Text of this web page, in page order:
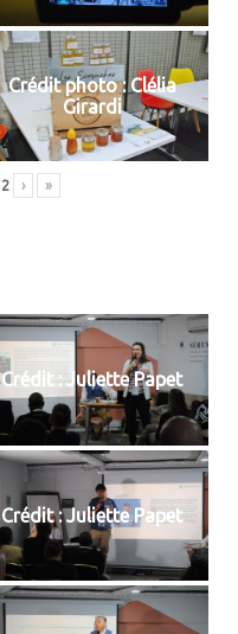
Crédit photo : Clélia
Girardi
2 › »
Crédit : Juliette Papet
Crédit : Juliette Papet